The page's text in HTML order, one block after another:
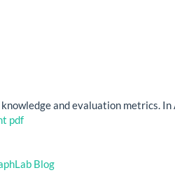
and evaluation metrics.
pdf
Blog